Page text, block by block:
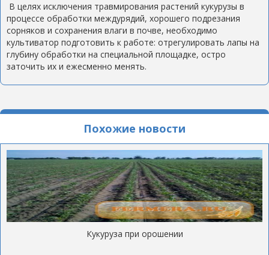
В целях исключения травмирования растений кукурузы в
про­цессе обработки междурядий, хорошего подрезания
сорняков и сох­ранения влаги в почве, необходимо
культиватор подготовить к работе: отрегулировать лапы на
глубину обработки на специальной площадке, остро
заточить их и ежесменно менять.
Похожие новости
Кукуруза при орошении